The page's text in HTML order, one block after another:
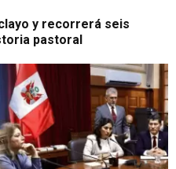
y recorrerá seis
pastoral